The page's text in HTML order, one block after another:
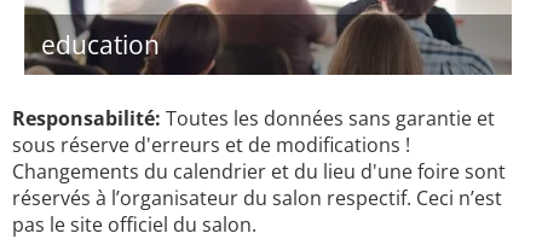
education
Responsabilité: Toutes les données sans garantie et
sous réserve d'erreurs et de modifications !
Changements du calendrier et du lieu d'une foire sont
réservés à l’organisateur du salon respectif. Ceci n’est
pas le site officiel du salon.